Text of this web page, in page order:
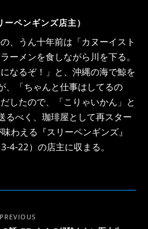
ーペンギンズ店主）
、うん十年前は「カヌーイスト
ーメンを食しながら川を下る。
なるぞ！」と、沖縄の海で鯨を
、「ちゃんと仕事はしてるの
したので、「こりゃいかん」と
るべく、珈琲屋として再スター
わえる『スリーペンギンズ』
4-22）の店主に収まる。
PREVIOUS